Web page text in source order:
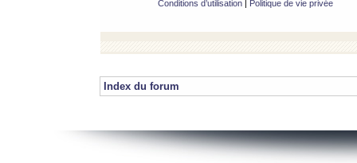
Conditions d’utilisation| Politique de vie privée
Index du forum